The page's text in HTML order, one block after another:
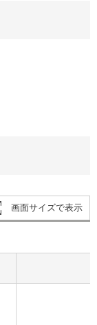
画面サイズで表示